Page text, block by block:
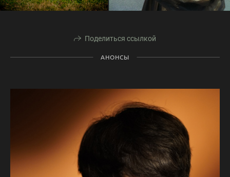
Поделиться ссылкой
АНОНСЫ